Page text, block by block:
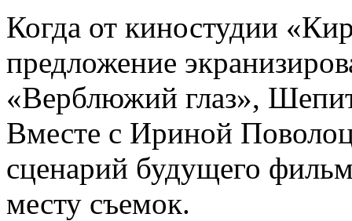
Когда от киностудии
предложение
«Верблюжий глаз»,
Вместе с Ириной
сценарий будущего
месту съемок.